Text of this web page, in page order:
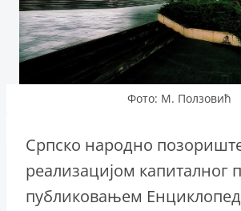
Фото: М. Ползовић
Српско народно
реализацијом капиталног
публиковањем